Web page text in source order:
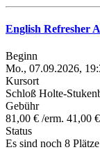
English Refresher
Beginn
Mo., 07.09.2026,
Kursort
Schloß Holte-
Gebühr
81,00 € /erm. 41,00 €
Status
Es sind noch 8